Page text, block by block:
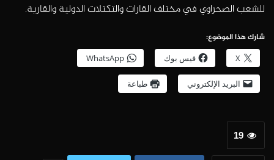
للشعب الصحراوي في مختلف القارات والتكتلات الدولية والقارية.
شارك هذا الموضوع:
X فيس بوك WhatsApp
البريد الإلكتروني طباعة
19